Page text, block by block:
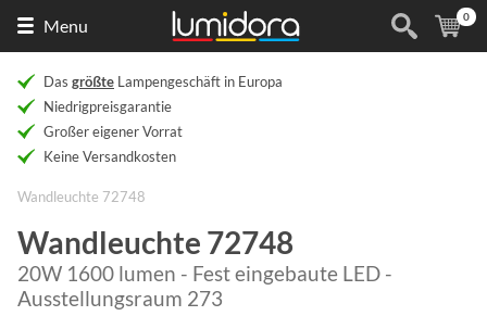
Menu (
0
Das größte Lampengeschäft in Europa
Niedrigpreisgarantie
Großer eigener Vorrat
Keine Versandkosten
Wandleuchte 72748
Wandleuchte 72748
20W 1600 lumen - Fest eingebaute LED -
Ausstellungsraum 273